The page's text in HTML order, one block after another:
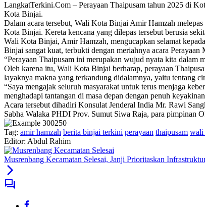
LangkatTerkini.Com – Perayaan Thaipusam tahun 2025 di
Kota Binjai.
Dalam acara tersebut, Wali Kota Binjai Amir Hamzah
Kota Binjai. Kereta kencana yang dilepas tersebut berusia
Wali Kota Binjai, Amir Hamzah, mengucapkan selamat
Binjai sangat kuat, terbukti dengan meriahnya acara Perayaan
“Perayaan Thaipusam ini merupakan wujud nyata kita dalam
Oleh karena itu, Wali Kota Binjai berharap, perayaan
layaknya makna yang terkandung didalamnya, yaitu tentang
“Saya mengajak seluruh masyarakat untuk terus menjaga
menghadapi tantangan di masa depan dengan penuh
Acara tersebut dihadiri Konsulat Jenderal India Mr. Rawi
Sabha Walaka PHDI Prov. Sumut Siwa Raja, para pimpinan
Tag: amir hamzah berita binjai terkini perayaan thaipusam wali
Editor: Abdul Rahim
Musrenbang Kecamatan Selesai, Janji Prioritaskan